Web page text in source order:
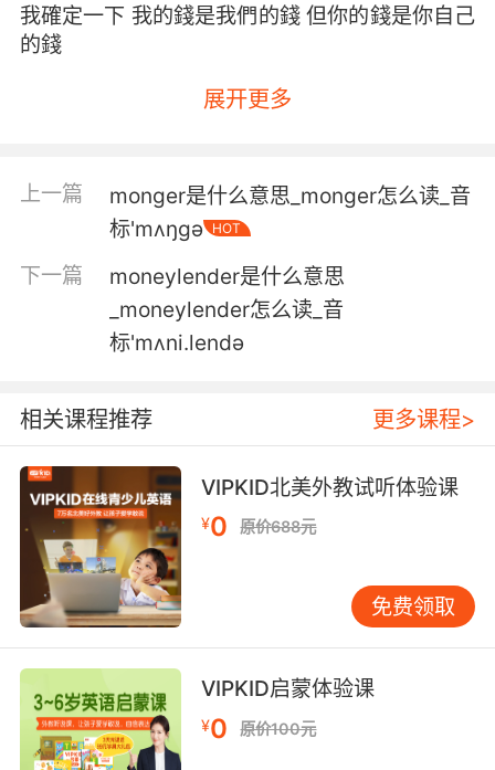
我確定一下 我的錢是我們的錢 但你的錢是你自己
的錢
3. The money you make is your money, but
4. It's not your money because it's not money
这不是你的钱 因为这根本不是钱
5. money is money is money when you ain't
没钱的时候 一分钱都算钱
6. In terms of money, we have no money.
资金情况就是 我们没钱了
7. I don't have money I don't have any money,
but, look, I have this.
我没钱 一点钱都没有 但看啊 我有这个
8. Yeah, again with the money, again with the
money.
展开更多
上一篇
monger是什么意思_monger怎么读_音
标'mʌŋgə
HOT
下一篇
moneylender是什么意思
_moneylender怎么读_音
标'mʌni.lendә
相关课程推荐 更多课程>
VIPKID北美外教试听体验课
¥0 原价688元
免费领取
VIPKID启蒙体验课
¥0 原价100元